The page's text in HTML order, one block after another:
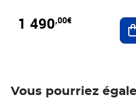
1 490,00€
Vous pourriez